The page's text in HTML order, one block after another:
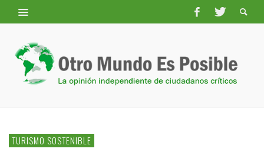
TURISMO SOSTENIBLE